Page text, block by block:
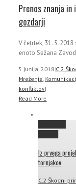
Prenos znanja in
gozdarji
V četrtek, 31. 5.
enoto Sežana
5 junija, 2018|C.2
Mreženje,
konfliktov|
Read More
Iz prvega
tornjakov
C.2 Škodni